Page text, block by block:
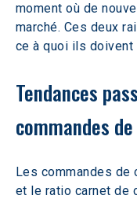
moment où de
marché. Ces deux
ce à quoi ils doivent
Tendances
commandes
Les commandes de
et le ratio carnet de